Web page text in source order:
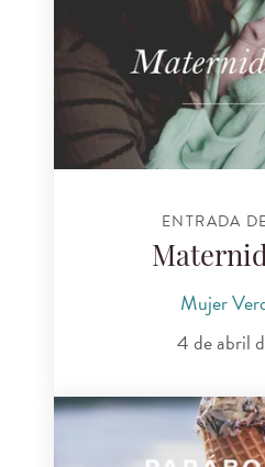
ENTRADA
Mujer
4 de abril